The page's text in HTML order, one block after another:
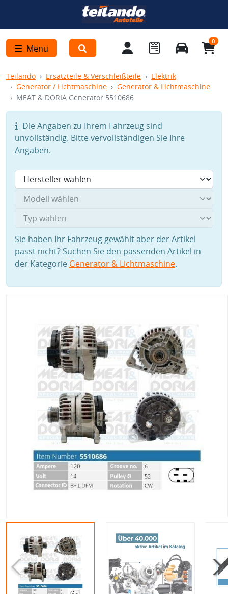
Menü
0
Teilando Ersatzteile & Verschleißteile
Elektrik
Generator / Lichtmaschine
Generator & Lichtmaschine
MEAT & DORIA Generator 5510686
Die Angaben zu Ihrem Fahrzeug sind
unvollständig. Bitte vervollständigen Sie Ihre
Angaben.
Sie haben Ihr Fahrzeug gewählt aber der Artikel
passt nicht? Suchen Sie den passenden Artikel in
der Kategorie Generator & Lichtmaschine.